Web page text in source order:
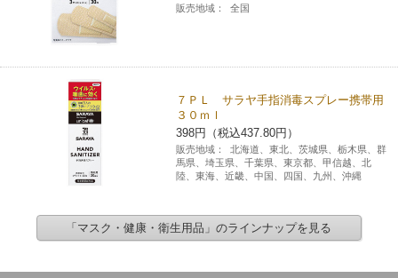
モバイルWi-Fiバッテリーシェアリング（店舗限定）
パウダースペース ラブン（店舗限定）
ソフトバンクギフト
販売地域： 全国
７ＰＬ サラヤ手指消毒スプレー携帯用
３０ｍｌ
398円（税込437.80円）
販売地域：
北海道、東北、茨城県、栃木県、群
馬県、埼玉県、千葉県、東京都、甲信越、北
陸、東海、近畿、中国、四国、九州、沖縄
「マスク・健康・衛生用品」のラインナップを見る